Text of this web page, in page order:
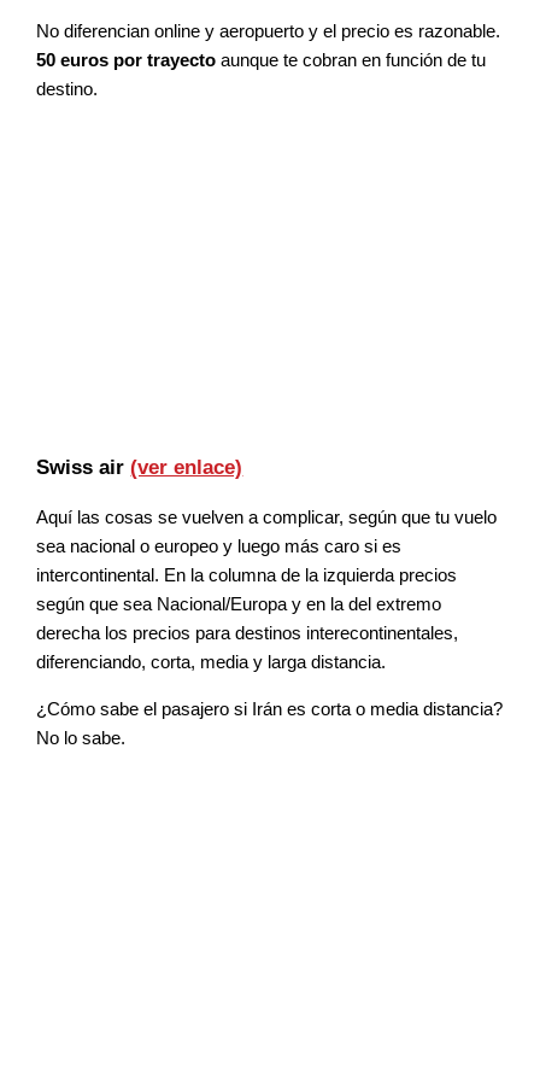
No diferencian online y aeropuerto y el precio es razonable.
50 euros por trayecto aunque te cobran en función de tu
destino.
Swiss air(ver enlace)
Aquí las cosas se vuelven a complicar, según que tu vuelo
sea nacional o europeo y luego más caro si es
intercontinental. En la columna de la izquierda precios
según que sea Nacional/Europa y en la del extremo
derecha los precios para destinos interecontinentales,
diferenciando, corta, media y larga distancia.
¿Cómo sabe el pasajero si Irán es corta o media distancia?
No lo sabe.